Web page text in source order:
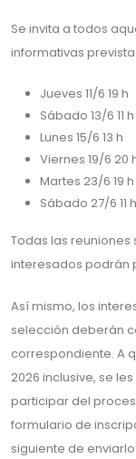
Se invita a todos
informativas
Jueves 11/6 19 h
Sábado 13/6 11 h
Lunes 15/6 13 h
Viernes 19/6 20
Martes 23/6 19 h
Sábado 27/6 11 h
Todas las reuniones
interesados podrán
Así mismo, los
selección deberán
correspondiente. A
2026 inclusive, se
participar del
formulario de
siguiente de enviarlo.